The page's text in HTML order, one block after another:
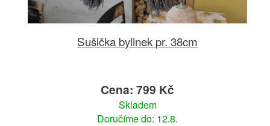
Sušička bylinek pr. 38cm
Cena: 799 Kč
Skladem
Doručíme do: 12.8.